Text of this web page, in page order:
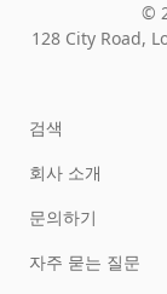
©
128 City Road,
검색
회사 소개
문의하기
자주 묻는 질문